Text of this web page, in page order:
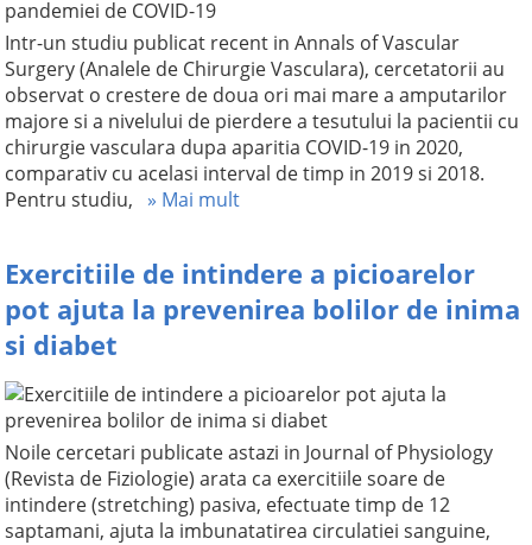
Intr-un studiu publicat recent in Annals of Vascular
Surgery (Analele de Chirurgie Vasculara), cercetatorii au
observat o crestere de doua ori mai mare a amputarilor
majore si a nivelului de pierdere a tesutului la pacientii cu
chirurgie vasculara dupa aparitia COVID-19 in 2020,
comparativ cu acelasi interval de timp in 2019 si 2018.
Pentru studiu, » Mai mult
Exercitiile de intindere a picioarelor
pot ajuta la prevenirea bolilor de inima
si diabet
Noile cercetari publicate astazi in Journal of Physiology
(Revista de Fiziologie) arata ca exercitiile soare de
intindere (stretching) pasiva, efectuate timp de 12
saptamani, ajuta la imbunatatirea circulatiei sanguine,